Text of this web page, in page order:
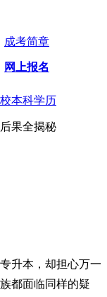
成考简章
网上报名
本科学历
果全揭秘
专升本，却担心万一
都面临同样的疑